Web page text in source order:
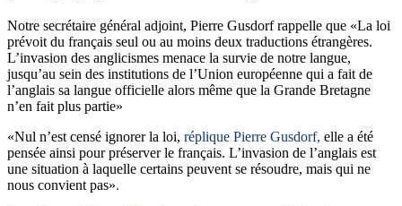
Notre secrétaire général adjoint, Pierre Gusdorf rappelle que «La loi
prévoit du français seul ou au moins deux traductions étrangères.
L’invasion des anglicismes menace la survie de notre langue,
jusqu’au sein des institutions de l’Union européenne qui a fait de
l’anglais sa langue officielle alors même que la Grande Bretagne
n’en fait plus partie»
«Nul n’est censé ignorer la loi, réplique Pierre Gusdorf, elle a été
pensée ainsi pour préserver le français. L’invasion de l’anglais est
une situation à laquelle certains peuvent se résoudre, mais qui ne
nous convient pas».